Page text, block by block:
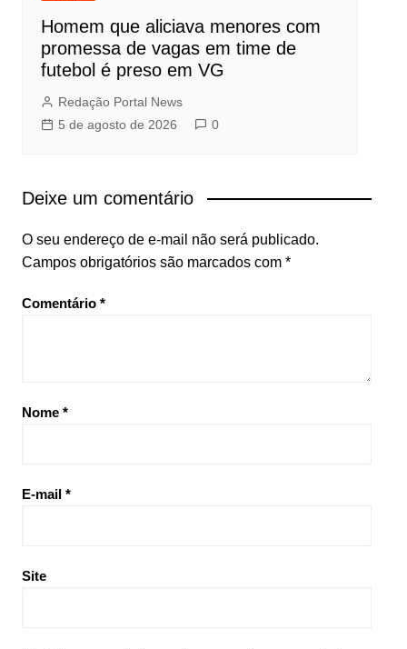
Homem que aliciava menores com
promessa de vagas em time de
futebol é preso em VG
Redação Portal News
5 de agosto de 2026
0
Deixe um comentário
O seu endereço de e-mail não será publicado.
Campos obrigatórios são marcados com *
Comentário *
Nome *
E-mail *
Site